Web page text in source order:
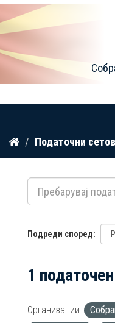
Прескокнете
содржина
Податочни
Подреди според
1
Организации: